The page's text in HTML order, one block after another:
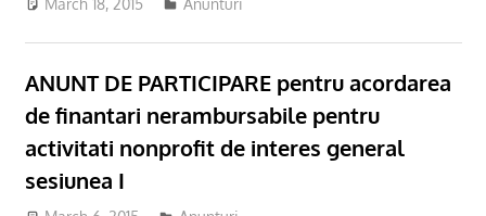
March 18, 2015 Anunturi
ANUNT DE PARTICIPARE pentru acordarea
de finantari nerambursabile pentru
activitati nonprofit de interes general
sesiunea I